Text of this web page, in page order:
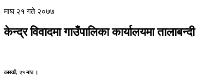
माघ २१ गते २०७७
केन्द्र विवादमा गाउँपालिका कार्यालयमा तालाबन्दी
कास्की, २१ माघ ।